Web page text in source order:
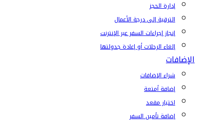
إدارة الحجز
الترقية إلى درجة الأعمال
إنجاز إجراءات السفر عبر الإنترنت
إلغاء الرحلات أو إعادة جدولتها
الإضافات
شراء الإضافات
إضافة أمتعة
اختيار مقعد
إضافة تأمين السفر